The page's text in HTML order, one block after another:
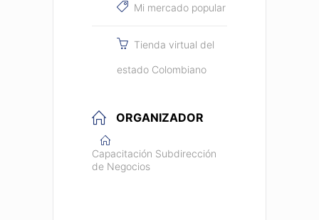
Mi mercado popular
Tienda virtual del
estado Colombiano
ORGANIZADOR
Capacitación Subdirección
de Negocios